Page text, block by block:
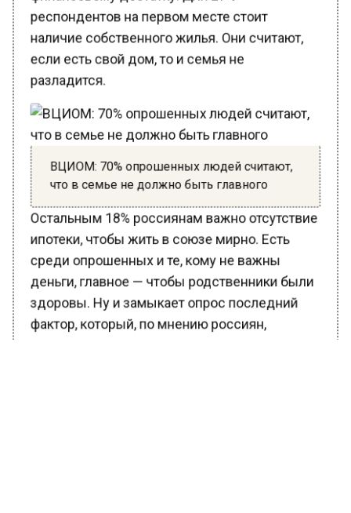
респондентов на первом месте стоит
наличие собственного жилья. Они считают,
если есть свой дом, то и семья не
разладится.
ВЦИОМ: 70% опрошенных людей считают,
что в семье не должно быть главного
Остальным 18% россиянам важно отсутствие
ипотеки, чтобы жить в союзе мирно. Есть
среди опрошенных и те, кому не важны
деньги, главное — чтобы родственники были
здоровы. Ну и замыкает опрос последний
фактор, который, по мнению россиян,